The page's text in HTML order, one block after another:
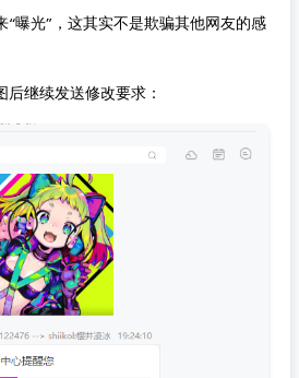
“曝光”，这其实不是欺骗其他网友的感
继续发送修改要求：